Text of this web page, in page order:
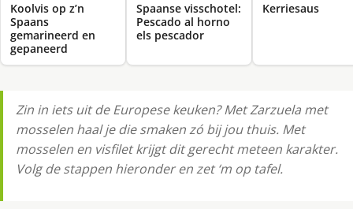
Koolvis op z’n
Spaans
gemarineerd en
gepaneerd
Spaanse visschotel:
Pescado al horno
els pescador
Kerriesaus
Zin in iets uit de Europese keuken? Met Zarzuela met
mosselen haal je die smaken zó bij jou thuis. Met
mosselen en visfilet krijgt dit gerecht meteen karakter.
Volg de stappen hieronder en zet ‘m op tafel.